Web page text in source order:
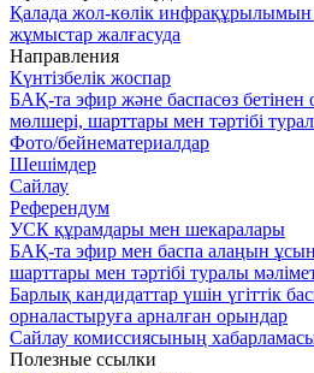
Қалада жол-көлік
жұмыстар жалғасуда
Направления
Күнтізбелік жоспар
БАҚ-та эфир және баспасөз бетінен
мөлшері, шарттары мен тәртібі
Фото/бейнематериалдар
Шешімдер
Сайлау
Референдум
УСК құрамдары мен шекаралары
БАҚ-та эфир мен баспа алаңын
шарттары мен тәртібі туралы
Барлық кандидаттар үшін үгіттік
орналастыруға арналған орындар
Сайлау комиссиясының
Полезные ссылки